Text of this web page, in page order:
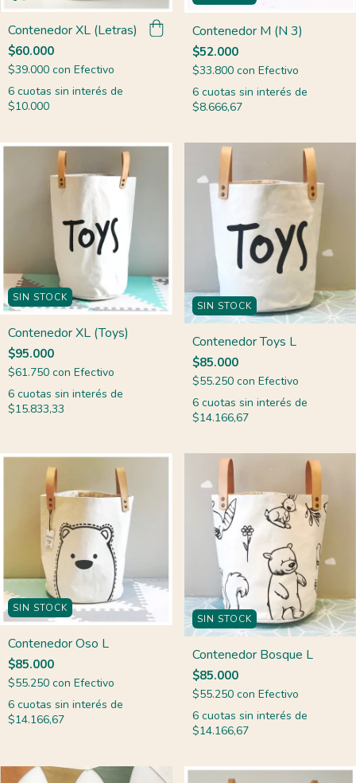
Contenedor XL (Letras)
$60.000
$39.000 con Efectivo
6 cuotas sin interés de
$10.000
Contenedor M (N 3)
$52.000
$33.800 con Efectivo
6 cuotas sin interés de
$8.666,67
SIN STOCK
Contenedor XL (Toys)
$95.000
$61.750 con Efectivo
6 cuotas sin interés de
$15.833,33
SIN STOCK
Contenedor Toys L
$85.000
$55.250 con Efectivo
6 cuotas sin interés de
$14.166,67
SIN STOCK
Contenedor Oso L
$85.000
$55.250 con Efectivo
6 cuotas sin interés de
$14.166,67
SIN STOCK
Contenedor Bosque L
$85.000
$55.250 con Efectivo
6 cuotas sin interés de
$14.166,67